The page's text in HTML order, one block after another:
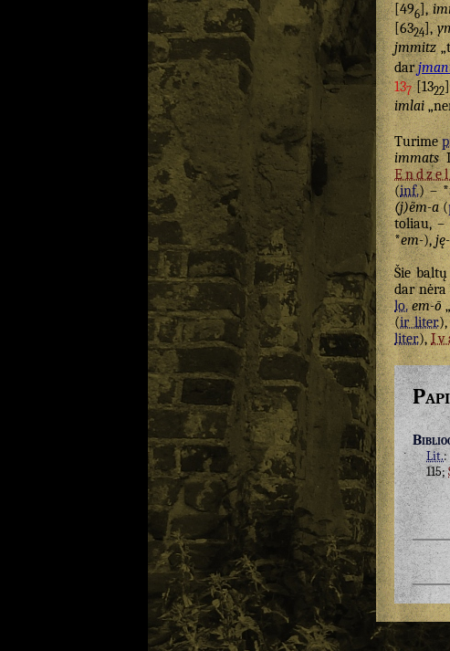
[496],
[6324],
jmmitz
dar
137[1322
imlai
Turime
immats
(inf.) – *
(j)ẽm-a(
toliau,
*em-),
Šie
dar
lo. em-ō
(ir liter.
liter.),
Lit.:
115;